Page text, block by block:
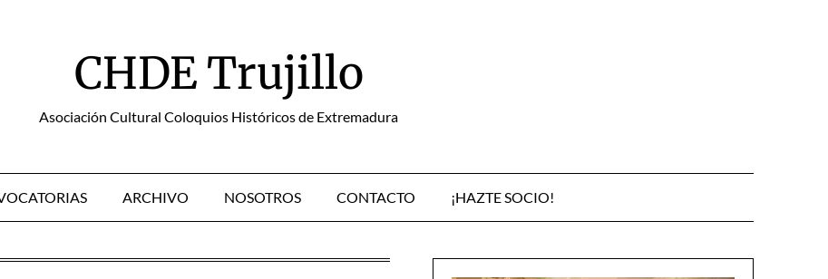
CHDE Trujillo
Asociación Cultural Coloquios Históricos de Extremadura
ARCHIVO NOSOTROS CONTACTO ¡HAZTE SOCIO!